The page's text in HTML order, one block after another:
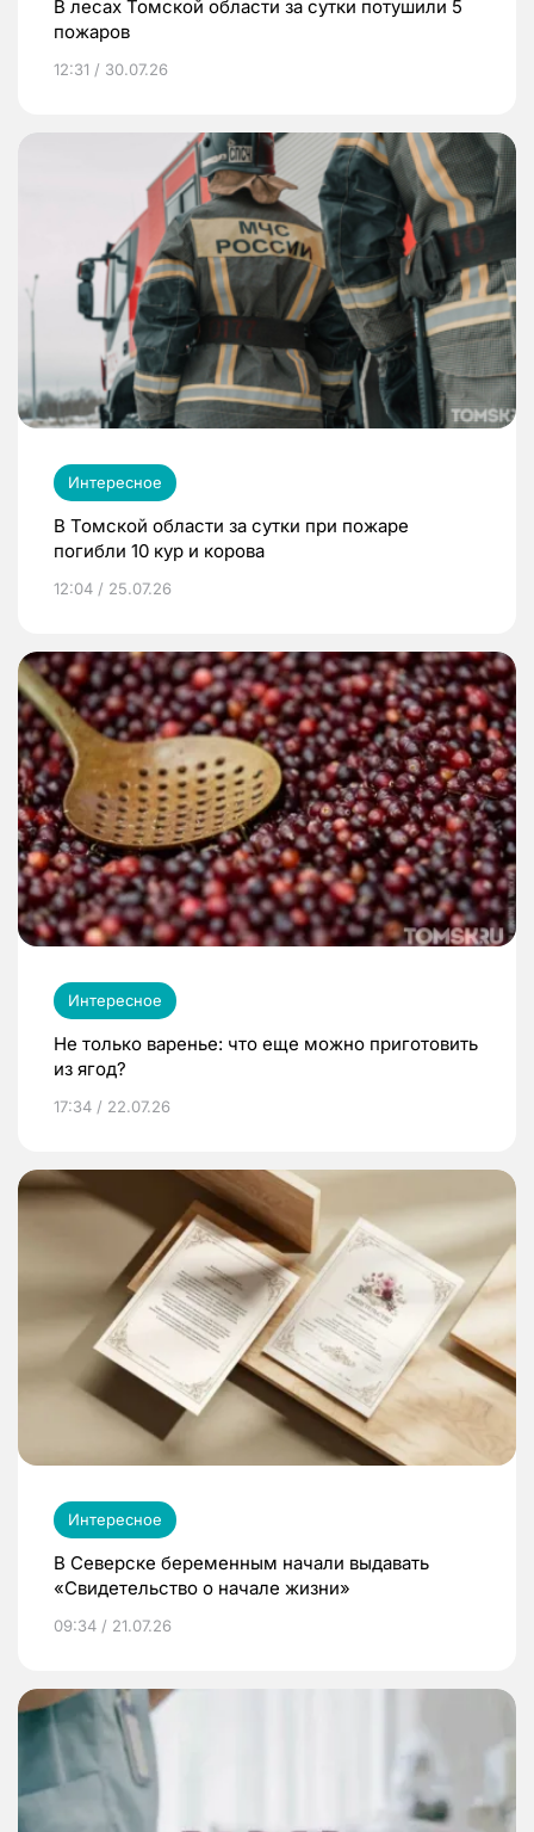
В лесах Томской области за сутки потушили 5
пожаров
12:31 / 30.07.26
Интересное
В Томской области за сутки при пожаре
погибли 10 кур и корова
12:04 / 25.07.26
Интересное
Не только варенье: что еще можно приготовить
из ягод?
17:34 / 22.07.26
Интересное
В Северске беременным начали выдавать
«Свидетельство о начале жизни»
09:34 / 21.07.26